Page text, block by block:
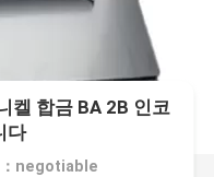
켈 합금 BA 2B 인코
다
：negotiable